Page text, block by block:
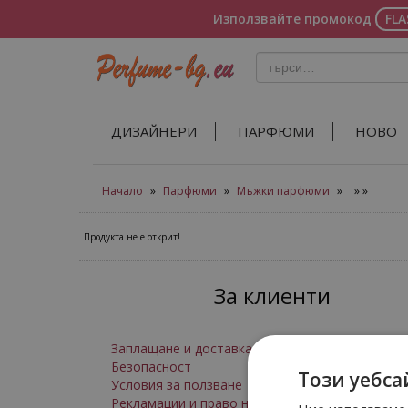
Използвайте промокод
ДИЗАЙНЕРИ ПАРФЮМИ НОВО
Начало » Парфюми » Мъжки парфюми » »»
Продукта не е открит!
За клиенти
Заплащане и доставка
Безопасност
Условия за ползване
Рекламации и право на връщане
Този